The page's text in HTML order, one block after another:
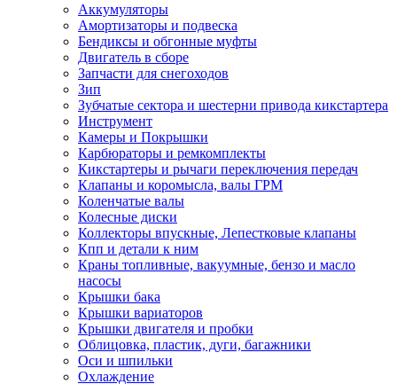
Аккумуляторы
Амортизаторы и подвеска
Бендиксы и обгонные муфты
Двигатель в сборе
Запчасти для снегоходов
Зип
Зубчатые сектора и шестерни привода кикстартера
Инструмент
Камеры и Покрышки
Карбюраторы и ремкомплекты
Кикстартеры и рычаги переключения передач
Клапаны и коромысла, валы ГРМ
Коленчатые валы
Колесные диски
Коллекторы впускные, Лепестковые клапаны
Кпп и детали к ним
Краны топливные, вакуумные, бензо и масло
насосы
Крышки бака
Крышки вариаторов
Крышки двигателя и пробки
Облицовка, пластик, дуги, багажники
Оси и шпильки
Охлаждение